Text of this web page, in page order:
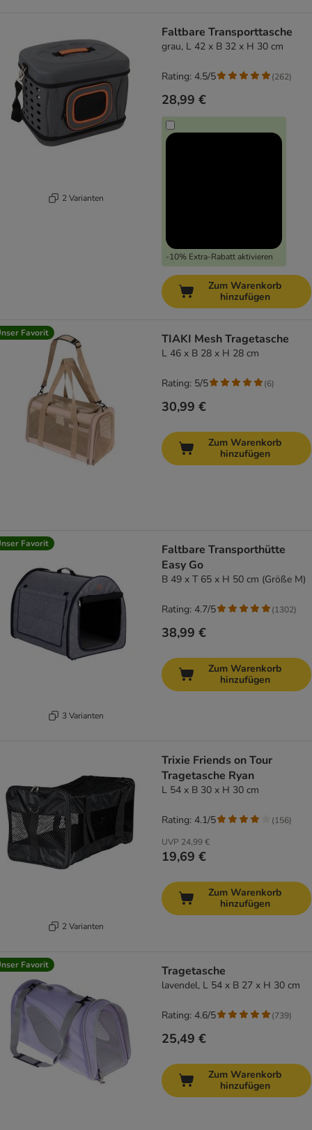
2 Varianten
Faltbare Transporttasche
grau, L 42 x B 32 x H 30 cm
28,99 €
-10% Extra-Rabatt aktivieren
Rating: 4.5/5 (262)
Zum Warenkorb
hinzufügen
Favorit TIAKI Mesh Tragetasche
L 46 x B 28 x H 28 cm
30,99 €
Rating: 5/5 (6)
Zum Warenkorb
hinzufügen
Favorit
3 Varianten
Faltbare Transporthütte
Easy Go
B 49 x T 65 x H 50 cm (Größe M)
38,99 €
Rating: 4.7/5 (1302)
Zum Warenkorb
hinzufügen
2 Varianten
Trixie Friends on Tour
Tragetasche Ryan
L 54 x B 30 x H 30 cm
UVP 24,99 €
19,69 €
Rating: 4.1/5 (156)
Zum Warenkorb
hinzufügen
Favorit Tragetasche
lavendel, L 54 x B 27 x H 30 cm
25,49 €
Rating: 4.6/5 (739)
Zum Warenkorb
hinzufügen